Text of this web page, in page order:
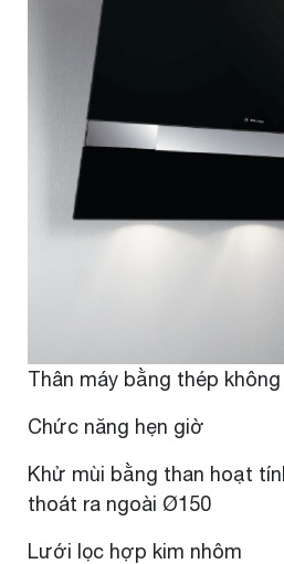
Thân máy bằng thép
Chức năng hẹn giờ
Khử mùi bằng than hoạt
thoát ra ngoài Ø150
Lưới lọc hợp kim nhôm